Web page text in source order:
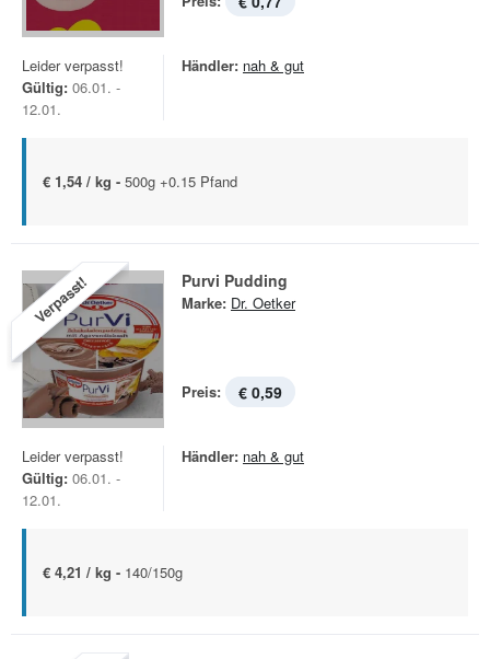
Leider verpasst!
Gültig: 06.01. -
12.01.
Händler: nah & gut
€ 1,54 / kg - 500g +0.15 Pfand
Verpasst! Purvi Pudding
Marke: Dr. Oetker
Preis: € 0,59
Leider verpasst!
Gültig: 06.01. -
12.01.
Händler: nah & gut
€ 4,21 / kg - 140/150g